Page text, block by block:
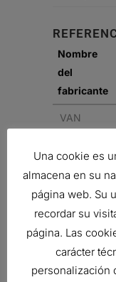
Nombre
del
fabricante
VAN
VAN
HOOL
Una cookie es
almacena en su
página web. Su
recordar su
página. Las
carácter
personalización